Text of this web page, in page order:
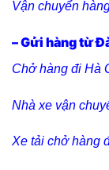
Vận chuyển
– Gửi hàng từ
Chở hàng đi Hà
Nhà xe vận
Xe tải chở hàng